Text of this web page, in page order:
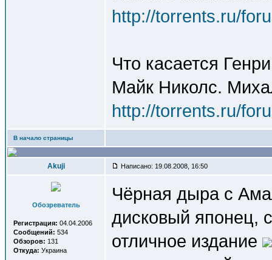
http://torrents.ru/
Что касается
Майк Николс.
http://torrents.ru/
В начало страницы
Akuji Написано: 19.08.2008, 16:50
Обозреватель
Регистрация: 04.04.2006
Сообщений: 534
Обзоров: 131
Откуда: Украина
Чёрная дыра с
дисковый японец,
отличное издание